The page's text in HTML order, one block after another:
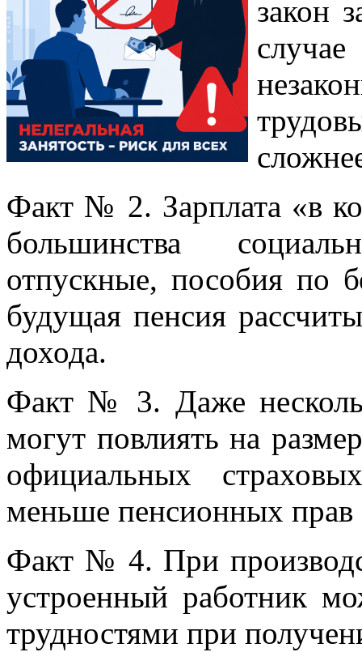
закон
Факт № 2. Зарплата «в
большинства
отпускные, пособия по
будущая пенсия
дохода.
Факт № 3. Даже
могут повлиять на
официальных
меньше пенсионных прав
Факт № 4. При
устроенный работник
трудностями при